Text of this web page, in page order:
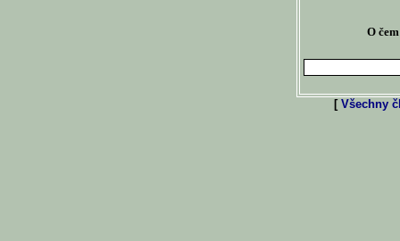
O
[ Všechny